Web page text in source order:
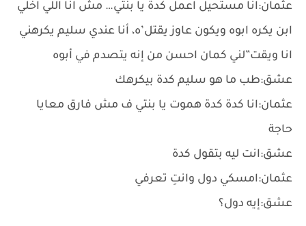
عثمان:انا مستحيل اعمل كدة يا بنتي… مش انا اللي اخلي
ابن يكره ابوه ويكون عاوز يقتل’ه، أنا عندي سليم يكرهني
انا ويقت”لني كمان احسن من إنه يتصدم في أبوه
عشق:طب ما هو سليم كدة بيكرهك
عثمان:انا كدة كدة هموت يا بنتي ف مش فارق معايا
حاجة
عشق:انت ليه بتقول كدة
عثمان:امسكي دول وانتِ تعرفي
عشق:إيه دول؟